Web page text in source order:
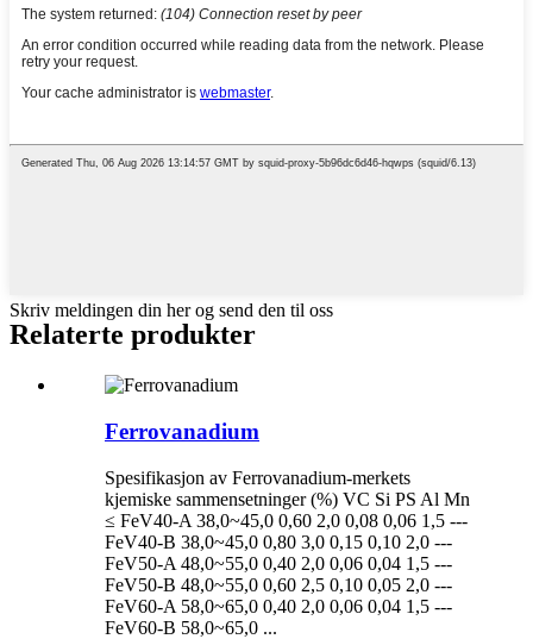
Skriv meldingen din her og send den til oss
Relaterte produkter
Ferrovanadium
Spesifikasjon av Ferrovanadium-merkets
kjemiske sammensetninger (%) VC Si PS Al Mn
≤ FeV40-A 38,0~45,0 0,60 2,0 0,08 0,06 1,5 ---
FeV40-B 38,0~45,0 0,80 3,0 0,15 0,10 2,0 ---
FeV50-A 48,0~55,0 0,40 2,0 0,06 0,04 1,5 ---
FeV50-B 48,0~55,0 0,60 2,5 0,10 0,05 2,0 ---
FeV60-A 58,0~65,0 0,40 2,0 0,06 0,04 1,5 ---
FeV60-B 58,0~65,0 ...